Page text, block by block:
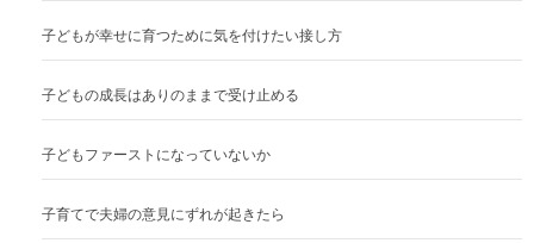
子どもが幸せに育つために気を付けたい接し方
子どもの成長はありのままで受け止める
子どもファーストになっていないか
子育てで夫婦の意見にずれが起きたら